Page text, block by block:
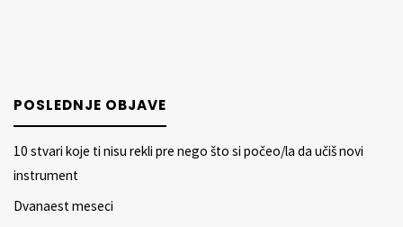
POSLEDNJE OBJAVE
10 stvari koje ti nisu rekli pre nego što si počeo/la da učiš novi
instrument
Dvanaest meseci